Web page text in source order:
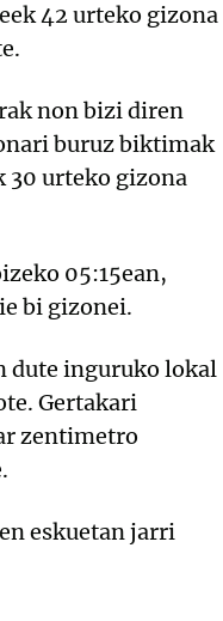
42 urteko gizona
non bizi diren
buruz biktimak
30 urteko gizona
05:15ean,
bi gizonei.
dute inguruko lokal
Gertakari
zentimetro
eskuetan jarri